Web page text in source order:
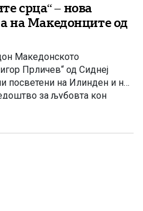
срца“ – нова
на Македонците од
Македонското
Прличев“ од Сиднеј
посветени на Илинден и на
за љубовта кон
за зачувување на
друштво „Григор Прличев“